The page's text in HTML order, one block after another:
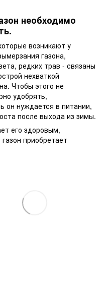
необходимо
возникают у
газона,
редких трав - связаны
нехваткой
Чтобы этого не
удобрять,
он нуждается в питании,
после выхода из зимы.
его здоровым,
приобретает